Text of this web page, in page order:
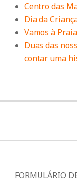
Centro das
Dia da
Vamos à
Duas das
contar uma
FORMULÁRIO